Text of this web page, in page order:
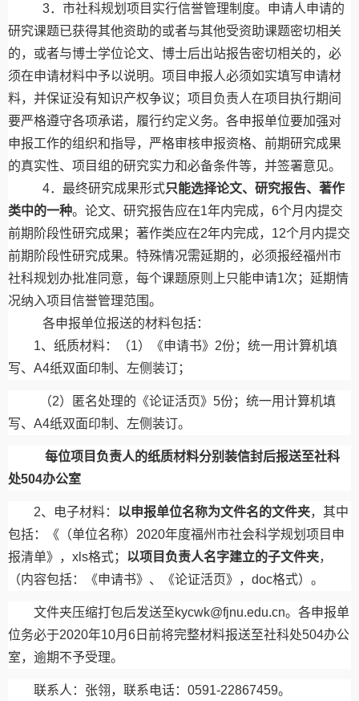
3．市社科规划项目实行信誉管理制度。申请人申请的
研究课题已获得其他资助的或者与其他受资助课题密切相关
的，或者与博士学位论文、博士后出站报告密切相关的，必
须在申请材料中予以说明。项目申报人必须如实填写申请材
料，并保证没有知识产权争议；项目负责人在项目执行期间
要严格遵守各项承诺，履行约定义务。各申报单位要加强对
申报工作的组织和指导，严格审核申报资格、前期研究成果
的真实性、项目组的研究实力和必备条件等，并签署意见。
4．最终研究成果形式只能选择论文、研究报告、著作
类中的一种。论文、研究报告应在1年内完成， 6个月内提交
前期阶段性研究成果；著作类应在2年内完成， 12个月内提交
前期阶段性研究成果。特殊情况需延期的，必须报经福州市
社科规划办批准同意，每个课题原则上只能申请1次；延期情
况纳入项目信誉管理范围。
各申报单位报送的材料包括：
1、纸质材料：（1）《申请书》 2份；统一用计算机填
写、 A4纸双面印制、左侧装订；
（2）匿名处理的《论证活页》 5份；统一用计算机填
写、 A4纸双面印制、左侧装订。
每位项目负责人的纸质材料分别装信封后报送至社科
处504办公室
2、电子材料： 以申报单位名称为文件名的文件夹，其中
包括：《（单位名称） 2020年度福州市社会科学规划项目申
报清单》， xls格式； 以项目负责人名字建立的子文件夹，
（内容包括：《申请书》、《论证活页》， doc格式）。
文件夹压缩打包后发送至kycwk@fjnu.edu.cn。各申报单
位务必于2020年10月 6 日前将完整材料报送至社科处504办公
室，逾期不予受理。
联系人：张翎，联系电话： 0591-22867459。